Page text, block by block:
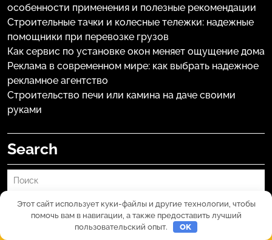
особенности применения и полезные рекомендации
Строительные тачки и колесные тележки: надежные
помощники при перевозке грузов
Как сервис по установке окон меняет ощущение дома
Реклама в современном мире: как выбрать надежное
рекламное агентство
Строительство печи или камина на даче своими
руками
Search
Поиск
Этот сайт использует куки-файлы и другие технологии, чтобы
помочь вам в навигации, а также предоставить лучший
пользовательский опыт.
OK